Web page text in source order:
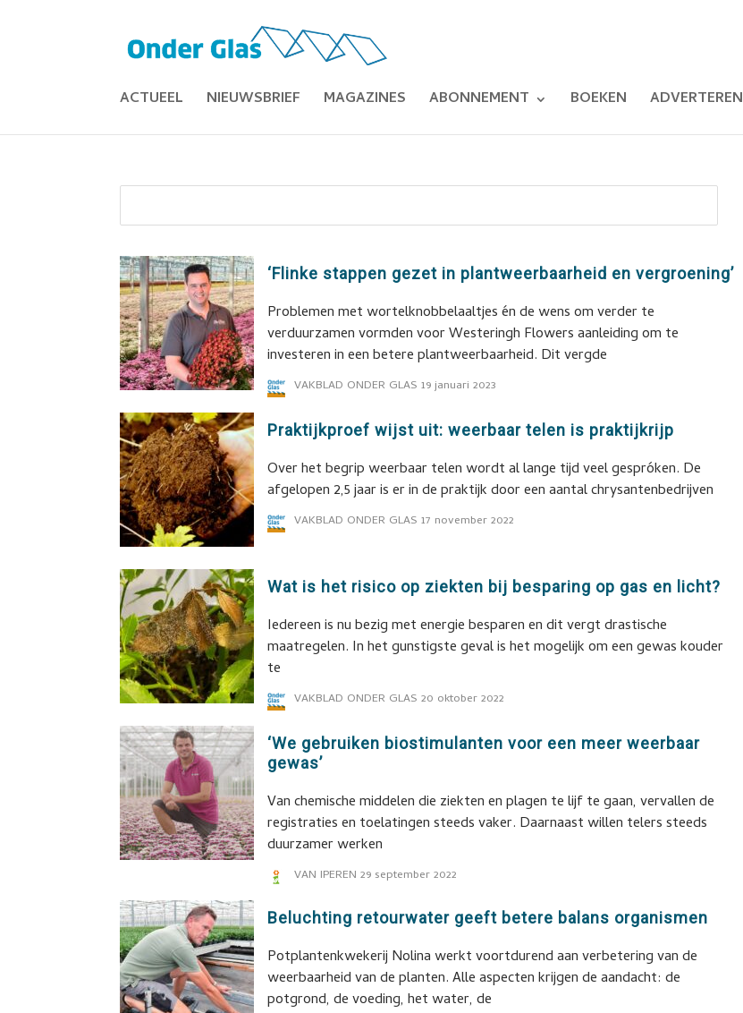
ACTUEEL NIEUWSBRIEF MAGAZINES ABONNEMENT BOEKEN ADVERTEREN
‘Flinke stappen gezet in plantweerbaarheid en vergroening’
Problemen met wortelknobbelaaltjes én de wens om verder te
verduurzamen vormden voor Westeringh Flowers aanleiding om te
investeren in een betere plantweerbaarheid. Dit vergde
VAKBLAD ONDER GLAS 19 januari 2023
Praktijkproef wijst uit: weerbaar telen is praktijkrijp
Over het begrip weerbaar telen wordt al lange tijd veel gespróken. De
afgelopen 2,5 jaar is er in de praktijk door een aantal chrysantenbedrijven
VAKBLAD ONDER GLAS 17 november 2022
Wat is het risico op ziekten bij besparing op gas en licht?
Iedereen is nu bezig met energie besparen en dit vergt drastische
maatregelen. In het gunstigste geval is het mogelijk om een gewas kouder
te
VAKBLAD ONDER GLAS 20 oktober 2022
‘We gebruiken biostimulanten voor een meer weerbaar
gewas’
Van chemische middelen die ziekten en plagen te lijf te gaan, vervallen de
registraties en toelatingen steeds vaker. Daarnaast willen telers steeds
duurzamer werken
VAN IPEREN 29 september 2022
Beluchting retourwater geeft betere balans organismen
Potplantenkwekerij Nolina werkt voortdurend aan verbetering van de
weerbaarheid van de planten. Alle aspecten krijgen de aandacht: de
potgrond, de voeding, het water, de